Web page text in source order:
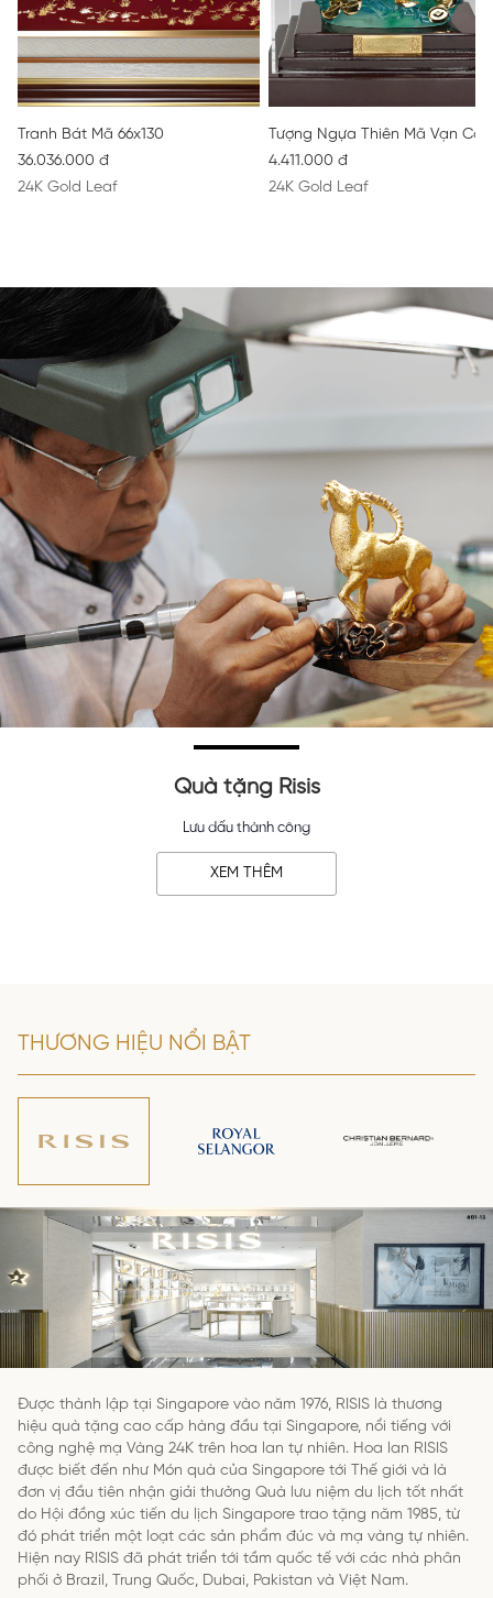
Tranh Bát Mã 66x130
36.036.000 đ
24K Gold Leaf
Tượng Ngựa Thiên Mã Vạn Cát
4.411.000 đ
24K Gold Leaf
Quà tặng Risis
Lưu dấu thành công
XEM THÊM
THƯƠNG HIỆU NỔI BẬT
Được thành lập tại Singapore vào năm 1976, RISIS là thương
hiệu quà tặng cao cấp hàng đầu tại Singapore, nổi tiếng với
công nghệ mạ Vàng 24K trên hoa lan tự nhiên. Hoa lan RISIS
được biết đến như Món quà của Singapore tới Thế giới và là
đơn vị đầu tiên nhận giải thưởng Quà lưu niệm du lịch tốt nhất
do Hội đồng xúc tiến du lịch Singapore trao tặng năm 1985, từ
đó phát triển một loạt các sản phẩm đúc và mạ vàng tự nhiên.
Hiện nay RISIS đã phát triển tới tầm quốc tế với các nhà phân
phối ở Brazil, Trung Quốc, Dubai, Pakistan và Việt Nam.